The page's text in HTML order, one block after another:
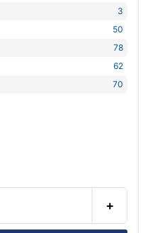
3
50
78
62
70
+